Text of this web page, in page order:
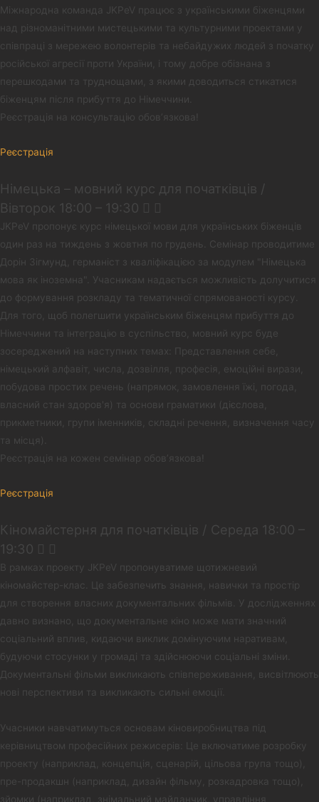
Міжнародна команда JKPeV працює з українськими біженцями
над різноманітними мистецькими та культурними проектами у
співпраці з мережею волонтерів та небайдужих людей з початку
російської агресії проти України, і тому добре обізнана з
перешкодами та труднощами, з якими доводиться стикатися
біженцям після прибуття до Німеччини.
Реєстрація на консультацію обов’язкова!
Реєстрація
Німецька – мовний курс для початківців /
Вівторок 18:00 – 19:30
JKPeV пропонує курс німецької мови для українських біженців
один раз на тиждень з жовтня по грудень. Семінар проводитиме
Дорін Зігмунд, германіст з кваліфікацією за модулем "Німецька
мова як іноземна". Учасникам надається можливість долучитися
до формування розкладу та тематичної спрямованості курсу.
Для того, щоб полегшити українським біженцям прибуття до
Німеччини та інтеграцію в суспільство, мовний курс буде
зосереджений на наступних темах: Представлення себе,
німецький алфавіт, числа, дозвілля, професія, емоційні вирази,
побудова простих речень (напрямок, замовлення їжі, погода,
власний стан здоров'я) та основи граматики (дієслова,
прикметники, групи іменників, складні речення, визначення часу
та місця).
Реєстрація на кожен семінар обов’язкова!
Реєстрація
Кіномайстерня для початківців / Середа 18:00 –
19:30​
В рамках проекту JKPeV пропонуватиме щотижневий
кіномайстер-клас. Це забезпечить знання, навички та простір
для створення власних документальних фільмів. У дослідженнях
давно визнано, що документальне кіно може мати значний
соціальний вплив, кидаючи виклик домінуючим наративам,
будуючи стосунки у громаді та здійснюючи соціальні зміни.
Документальні фільми викликають співпереживання, висвітлюють
нові перспективи та викликають сильні емоції.
Учасники навчатимуться основам кіновиробництва під
керівництвом професійних режисерів: Це включатиме розробку
проекту (наприклад, концепція, сценарій, цільова група тощо),
пре-продакшн (наприклад, дизайн фільму, розкадровка тощо),
зйомки (наприклад, знімальний майданчик, управління